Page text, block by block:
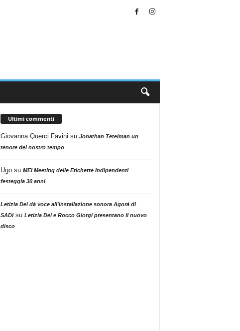
Ultimi commenti
Giovanna Querci Favini su Jonathan Tetelman un
tenore del nostro tempo
Ugosu MEI Meeting delle Etichette Indipendenti
festeggia 30 anni
Letizia Dei dà voce all'installazione sonora Agorà di
SADIsu Letizia Dei e Rocco Giorgi presentano il nuovo
disco